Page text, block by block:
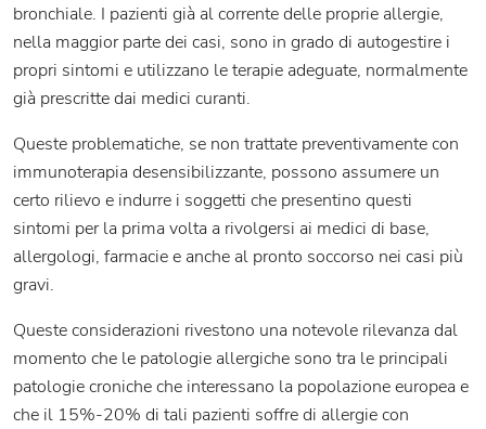
bronchiale. I pazienti già al corrente delle proprie allergie,
nella maggior parte dei casi, sono in grado di autogestire i
propri sintomi e utilizzano le terapie adeguate, normalmente
già prescritte dai medici curanti.
Queste problematiche, se non trattate preventivamente con
immunoterapia desensibilizzante, possono assumere un
certo rilievo e indurre i soggetti che presentino questi
sintomi per la prima volta a rivolgersi ai medici di base,
allergologi, farmacie e anche al pronto soccorso nei casi più
gravi.
Queste considerazioni rivestono una notevole rilevanza dal
momento che le patologie allergiche sono tra le principali
patologie croniche che interessano la popolazione europea e
che il 15%-20% di tali pazienti soffre di allergie con